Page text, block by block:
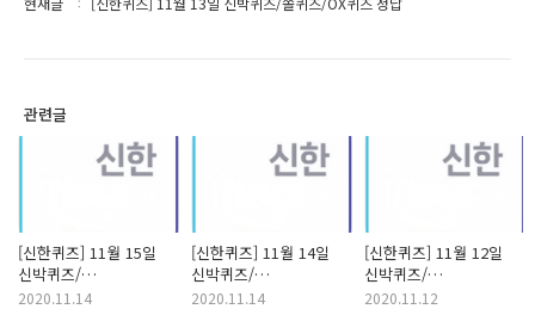
관련글
[신한퀴즈] 11월 15일
신박퀴즈/
쏠퀴즈/OX퀴즈 정답
2020.11.14
[신한퀴즈] 11월 14일
신박퀴즈/
쏠퀴즈/OX퀴즈 정답
2020.11.14
[신한퀴즈] 11월 12일
신박퀴즈/
쏠퀴즈/OX퀴즈 정답
2020.11.12